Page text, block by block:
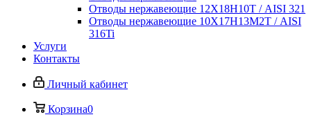
Отводы нержавеющие 12Х18Н10Т / AISI 321
Отводы нержавеющие 10Х17Н13М2Т / AISI
316Ti
Услуги
Контакты
Личный кабинет
Корзина0